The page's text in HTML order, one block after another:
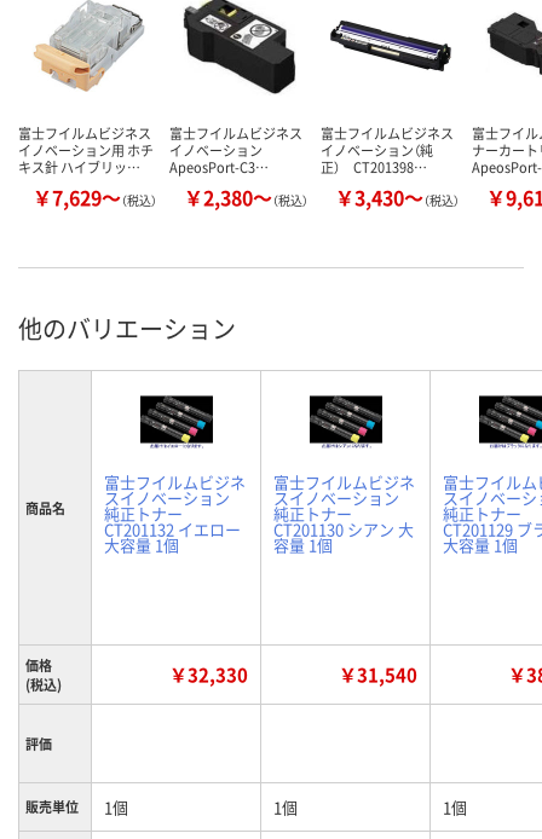
富士フイルムビジネス
イノベーション用 ホチ
キス針 ハイブリッ…
￥7,629～（税込）
富士フイルムビジネス
イノベーション
ApeosPort-C3…
￥2,380～（税込）
富士フイルムビジネス
イノベーション（純
正） CT201398…
￥3,430～（税込）
富士フイ
ナーカー
￥
他のバリエーション
商品名
富士フイルムビジネ
スイノベーション
純正トナー
CT201132 イエロー
大容量 1個
富士フイルムビジネ
スイノベーション
純正トナー
CT201130 シアン 大
容量 1個
富士フイル
スイノベーシ
純正トナー
CT201129 ブ
大容量 1個
価格
(税込)
￥32,330 ￥31,540 ￥
評価
販売単位 1個 1個 1個